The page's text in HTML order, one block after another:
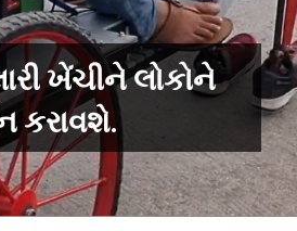
ખેંચીને લોકોને
કરાવશે.